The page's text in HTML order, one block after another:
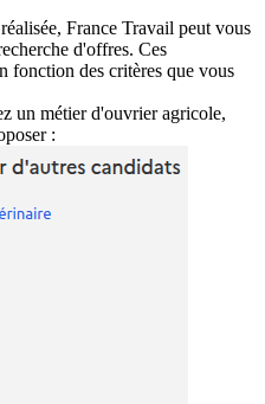
France Travail peut vous
d'offres. Ces
fonction des critères que vous
un métier d'ouvrier agricole,
: